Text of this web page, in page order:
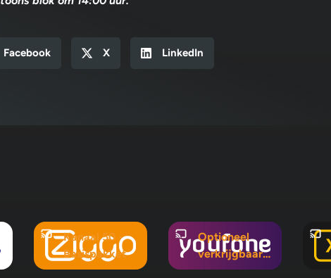
Facebook X LinkedIn
Kanaal 50 -
Basispakket
Optioneel
verkrijgbaar
in Mix 5, Mix